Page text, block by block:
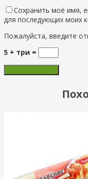
Сохранить моё имя,
для последующих моих
Пожалуйста, введите
5 + три =